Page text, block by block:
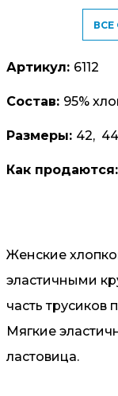
Артикул: 6112
Состав: 95%
Размеры: 42, 44
Как продаются:
Женские
эластичными
часть трусиков
Мягкие
ластовица.